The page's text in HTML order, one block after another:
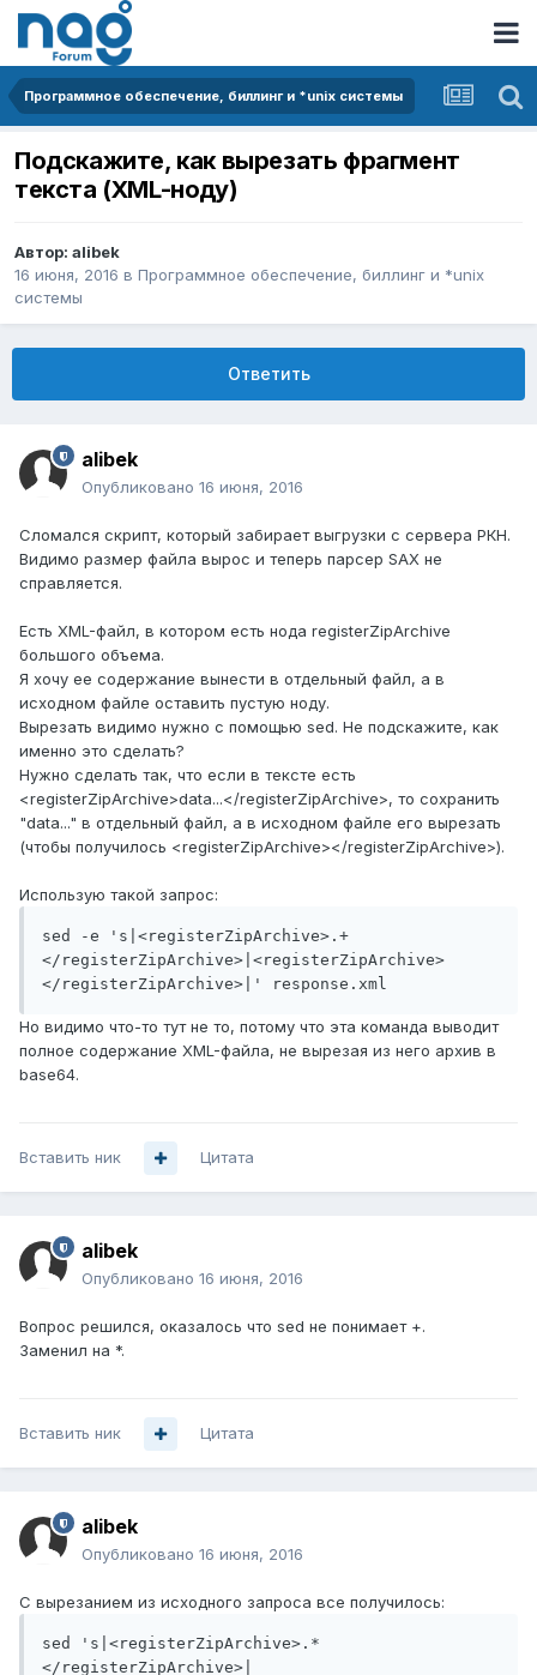
Программное обеспечение, биллинг и *unix системы
Подскажите, как вырезать фрагмент
текста (XML-ноду)
Автор: alibek
16 июня, 2016 в Программное обеспечение, биллинг и *unix
системы
Ответить
alibek
Опубликовано 16 июня, 2016
Сломался скрипт, который забирает выгрузки с сервера РКН.
Видимо размер файла вырос и теперь парсер SAX не
справляется.
Есть XML-файл, в котором есть нода registerZipArchive
большого объема.
Я хочу ее содержание вынести в отдельный файл, а в
исходном файле оставить пустую ноду.
Вырезать видимо нужно с помощью sed. Не подскажите, как
именно это сделать?
Нужно сделать так, что если в тексте есть
<registerZipArchive>data...</registerZipArchive>, то сохранить
"data..." в отдельный файл, а в исходном файле его вырезать
(чтобы получилось <registerZipArchive></registerZipArchive>).
Использую такой запрос:
sed -e 's|<registerZipArchive>.+
</registerZipArchive>|<registerZipArchive>
</registerZipArchive>|' response.xml
Но видимо что-то тут не то, потому что эта команда выводит
полное содержание XML-файла, не вырезая из него архив в
base64.
Вставить ник Цитата
alibek
Опубликовано 16 июня, 2016
Вопрос решился, оказалось что sed не понимает +.
Заменил на *.
Вставить ник Цитата
alibek
Опубликовано 16 июня, 2016
С вырезанием из исходного запроса все получилось:
sed 's|<registerZipArchive>.*
</registerZipArchive>|